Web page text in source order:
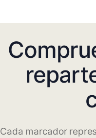
Cada marcador